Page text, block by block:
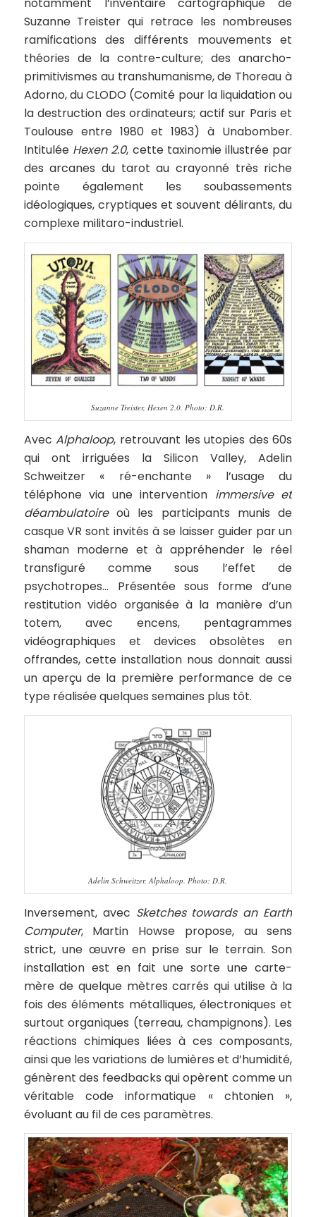
notamment l’inventaire cartographique de
Suzanne Treister qui retrace les nombreuses
ramifications des différents mouvements et
théories de la contre-culture; des anarcho-
primitivismes au transhumanisme, de Thoreau à
Adorno, du CLODO (Comité pour la liquidation ou
la destruction des ordinateurs; actif sur Paris et
Toulouse entre 1980 et 1983) à Unabomber.
Intitulée Hexen 2.0, cette taxinomie illustrée par
des arcanes du tarot au crayonné très riche
pointe également les soubassements
idéologiques, cryptiques et souvent délirants, du
complexe militaro-industriel.
Suzanne Treister, Hexen 2.0. Photo: D.R.
AvecAlphaloop, retrouvant les utopies des 60s
qui ont irriguées la Silicon Valley, Adelin
Schweitzer « ré-enchante » l’usage du
téléphone via une intervention immersive et
déambulatoireoù les participants munis de
casque VR sont invités à se laisser guider par un
shaman moderne et à appréhender le réel
transfiguré comme sous l’effet de
psychotropes… Présentée sous forme d’une
restitution vidéo organisée à la manière d’un
totem, avec encens, pentagrammes
vidéographiques et devices obsolètes en
offrandes, cette installation nous donnait aussi
un aperçu de la première performance de ce
type réalisée quelques semaines plus tôt.
Adelin Schweitzer, Alphaloop. Photo: D.R.
Inversement, avec Sketches towards an Earth
Computer, Martin Howse propose, au sens
strict, une œuvre en prise sur le terrain. Son
installation est en fait une sorte une carte-
mère de quelque mètres carrés qui utilise à la
fois des éléments métalliques, électroniques et
surtout organiques (terreau, champignons). Les
réactions chimiques liées à ces composants,
ainsi que les variations de lumières et d’humidité,
génèrent des feedbacks qui opèrent comme un
véritable code informatique « chtonien »,
évoluant au fil de ces paramètres.